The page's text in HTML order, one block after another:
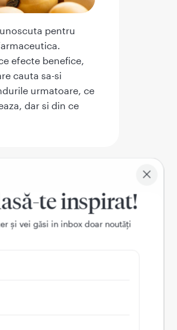
pentru
efecte benefice,
cauta sa-si
urmatoare, ce
dar si din ce
fosfolipidelor. Este
uman, dar
ouale si soia.
in apa si in
inseamna ca
care, in mod
te inspirat!
și vei gǎsi in inbox doar noutǎți